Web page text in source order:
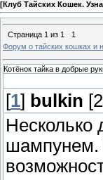
[Клуб Тайских Кошек.
Страница 1 из 1
1
Форум о тайских кошках и
Котёнок тайка в добрые
[1] bulkin
Несколько
шампунем.